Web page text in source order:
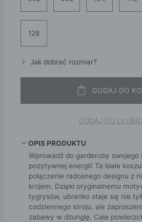
128
Jak dobrać rozmiar?
DODAJ DO
DODAJ DO
OPIS PRODUKTU
Wprowadź do garderoby swojego
pozytywnej energii! Ta biała
połączenie radosnego designu z
krojem. Dzięki oryginalnemu
tygrysów, ubranko staje się nie
codziennego stroju, ale
zabawy w dżunglę. Cała